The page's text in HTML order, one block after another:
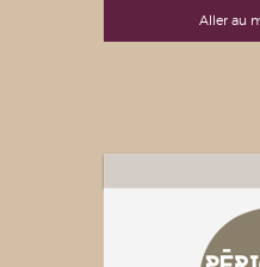
Aller au